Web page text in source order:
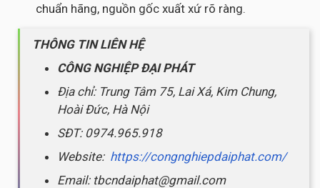
chuẩn hãng, nguồn gốc xuất xứ rõ ràng.
THÔNG TIN LIÊN HỆ
CÔNG NGHIỆP ĐẠI PHÁT
Địa chỉ: Trung Tâm 75, Lai Xá, Kim Chung,
Hoài Đức, Hà Nội
SĐT: 0974.965.918
Website: https://congnghiepdaiphat.com/
Email: tbcndaiphat@gmail.com